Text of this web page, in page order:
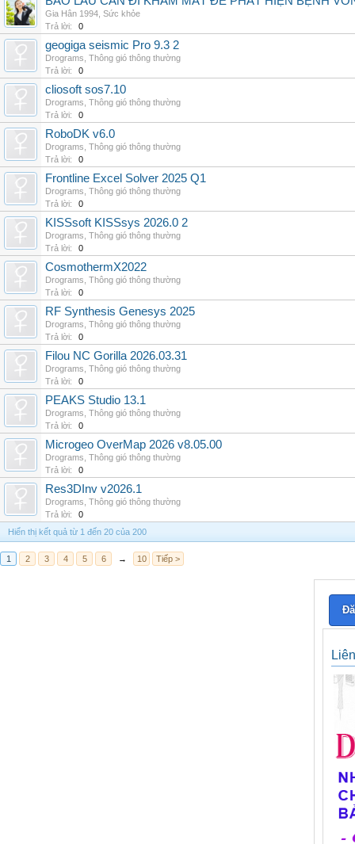
Gia Hân 1994 Sức khỏe
Trả lời:
0
geogiga seismic Pro 9.3 2
Drograms Thông gió thông thường
Trả lời:
0
cliosoft sos7.10
Drograms Thông gió thông thường
Trả lời:
0
RoboDK v6.0
Drograms Thông gió thông thường
Trả lời:
0
Frontline Excel Solver 2025 Q1
Drograms Thông gió thông thường
Trả lời:
0
KISSsoft KISSsys 2026.0 2
Drograms Thông gió thông thường
Trả lời:
0
CosmothermX2022
Drograms Thông gió thông thường
Trả lời:
0
RF Synthesis Genesys 2025
Drograms Thông gió thông thường
Trả lời:
0
Filou NC Gorilla 2026.03.31
Drograms Thông gió thông thường
Trả lời:
0
PEAKS Studio 13.1
Drograms Thông gió thông thường
Trả lời:
0
Microgeo OverMap 2026 v8.05.00
Drograms Thông gió thông thường
Trả lời:
0
Res3DInv v2026.1
Drograms Thông gió thông thường
Trả lời:
0
Hiển thị kết quả từ 1 đến 20 của 200
1 2 3 4 5 6 → 10 Tiếp >